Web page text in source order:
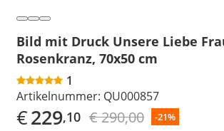
Bild mit Druck Unsere Liebe
Rosenkranz, 70x50 cm
1
Artikelnummer: QU000857
€229,10 € 290,00 -21%